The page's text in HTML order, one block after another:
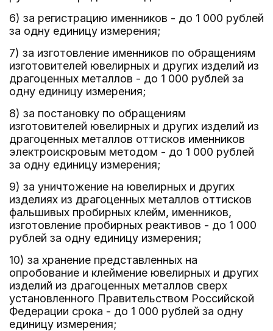
6) за регистрацию именников - до 1 000 рублей
за одну единицу измерения;
7) за изготовление именников по обращениям
изготовителей ювелирных и других изделий из
драгоценных металлов - до 1 000 рублей за
одну единицу измерения;
8) за постановку по обращениям
изготовителей ювелирных и других изделий из
драгоценных металлов оттисков именников
электроискровым методом - до 1 000 рублей
за одну единицу измерения;
9) за уничтожение на ювелирных и других
изделиях из драгоценных металлов оттисков
фальшивых пробирных клейм, именников,
изготовление пробирных реактивов - до 1 000
рублей за одну единицу измерения;
10) за хранение представленных на
опробование и клеймение ювелирных и других
изделий из драгоценных металлов сверх
установленного Правительством Российской
Федерации срока - до 1 000 рублей за одну
единицу измерения;